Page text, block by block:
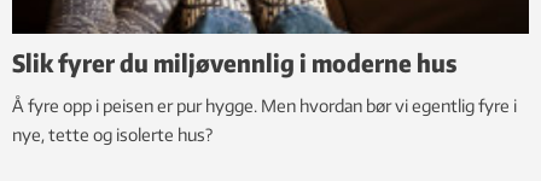
Slik fyrer du miljøvennlig i moderne hus
Å fyre opp i peisen er pur hygge. Men hvordan bør vi egentlig fyre i
nye, tette og isolerte hus?